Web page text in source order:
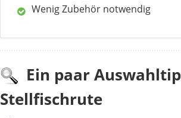
Wenig Zubehör notwendig
Ein paar
Stellfischrute